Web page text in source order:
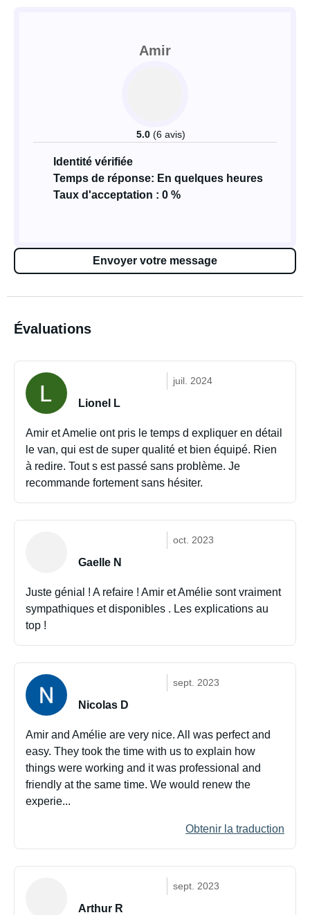
Amir
5.0 (6 avis)
Identité vérifiée
Temps de réponse: En quelques heures
Taux d'acceptation : 0 %
Envoyer votre message
Évaluations
juil. 2024
Lionel L
Amir et Amelie ont pris le temps d expliquer en détail
le van, qui est de super qualité et bien équipé. Rien
à redire. Tout s est passé sans problème. Je
recommande fortement sans hésiter.
oct. 2023
Gaelle N
Juste génial ! A refaire ! Amir et Amélie sont vraiment
sympathiques et disponibles . Les explications au
top !
sept. 2023
Nicolas D
Amir and Amélie are very nice. All was perfect and
easy. They took the time with us to explain how
things were working and it was professional and
friendly at the same time. We would renew the
experie...
Obtenir la traduction
sept. 2023
Arthur R